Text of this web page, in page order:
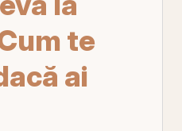
te
ai